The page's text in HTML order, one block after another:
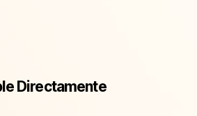
Directamente